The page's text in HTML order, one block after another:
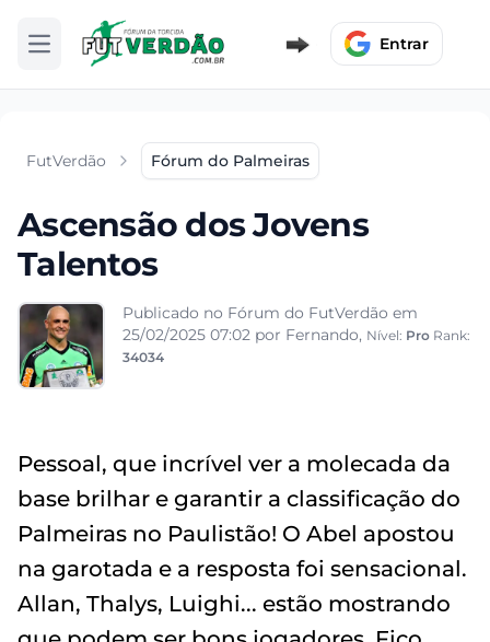
Abrir menu Entrar
FutVerdão Fórum do Palmeiras
Ascensão dos Jovens
Talentos
Publicado no Fórum do FutVerdão em
25/02/2025 07:02 por Fernando, Nível: Pro Rank:
34034
Pessoal, que incrível ver a molecada da
base brilhar e garantir a classificação do
Palmeiras no Paulistão! O Abel apostou
na garotada e a resposta foi sensacional.
Allan, Thalys, Luighi... estão mostrando